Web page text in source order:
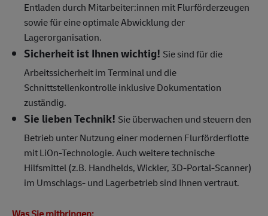
Entladen durch Mitarbeiter:innen mit Flurförderzeugen
sowie für eine optimale Abwicklung der
Lagerorganisation.
Sicherheit ist Ihnen wichtig! Sie sind für die
Arbeitssicherheit im Terminal und die
Schnittstellenkontrolle inklusive Dokumentation
zuständig.
Sie lieben Technik! Sie überwachen und steuern den
Betrieb unter Nutzung einer modernen Flurförderflotte
mit LiOn-Technologie. Auch weitere technische
Hilfsmittel (z.B. Handhelds, Wickler, 3D-Portal-Scanner)
im Umschlags- und Lagerbetrieb sind Ihnen vertraut.